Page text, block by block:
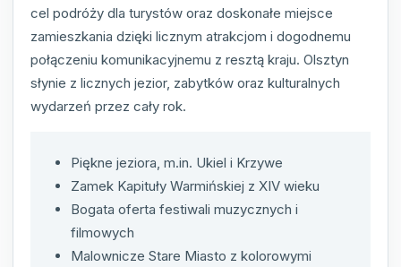
cel podróży dla turystów oraz doskonałe miejsce
zamieszkania dzięki licznym atrakcjom i dogodnemu
połączeniu komunikacyjnemu z resztą kraju. Olsztyn
słynie z licznych jezior, zabytków oraz kulturalnych
wydarzeń przez cały rok.
Piękne jeziora, m.in. Ukiel i Krzywe
Zamek Kapituły Warmińskiej z XIV wieku
Bogata oferta festiwali muzycznych i
filmowych
Malownicze Stare Miasto z kolorowymi